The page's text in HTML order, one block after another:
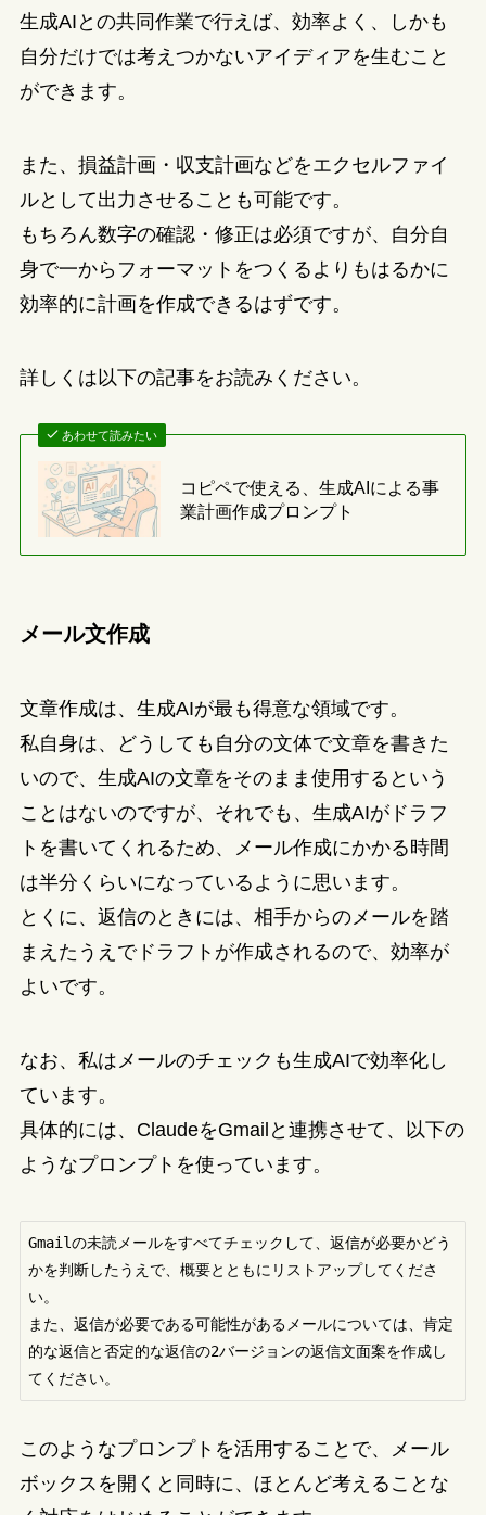
生成AIとの共同作業で行えば、効率よく、しかも
自分だけでは考えつかないアイディアを生むこと
ができます。
また、損益計画・収支計画などをエクセルファイ
ルとして出力させることも可能です。
もちろん数字の確認・修正は必須ですが、自分自
身で一からフォーマットをつくるよりもはるかに
効率的に計画を作成できるはずです。
詳しくは以下の記事をお読みください。
あわせて読みたい
コピペで使える、生成AIによる事
業計画作成プロンプト
メール文作成
文章作成は、生成AIが最も得意な領域です。
私自身は、どうしても自分の文体で文章を書きた
いので、生成AIの文章をそのまま使用するという
ことはないのですが、それでも、生成AIがドラフ
トを書いてくれるため、メール作成にかかる時間
は半分くらいになっているように思います。
とくに、返信のときには、相手からのメールを踏
まえたうえでドラフトが作成されるので、効率が
よいです。
なお、私はメールのチェックも生成AIで効率化し
ています。
具体的には、ClaudeをGmailと連携させて、以下の
ようなプロンプトを使っています。
Gmailの未読メールをすべてチェックして、返信が必要かどう
かを判断したうえで、概要とともにリストアップしてくださ
い。
また、返信が必要である可能性があるメールについては、肯定
的な返信と否定的な返信の2バージョンの返信文面案を作成し
てください。
このようなプロンプトを活用することで、メール
ボックスを開くと同時に、ほとんど考えることな